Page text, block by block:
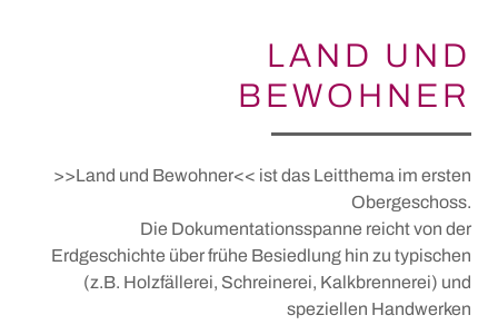
LAND UND
BEWOHNER
>>Land und Bewohner<< ist das Leitthema im ersten
Obergeschoss.
Die Dokumentationsspanne reicht von der
Erdgeschichte über frühe Besiedlung hin zu typischen
(z.B. Holzfällerei, Schreinerei, Kalkbrennerei) und
speziellen Handwerken